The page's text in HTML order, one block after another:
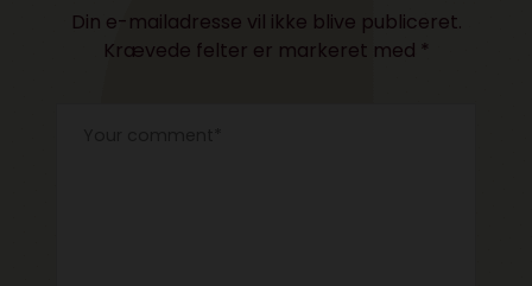
Din e-mailadresse vil ikke blive publiceret.
Krævede felter er markeret med *